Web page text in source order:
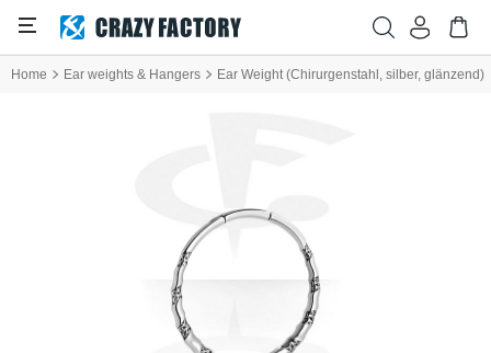
Home Ear weights & Hangers Ear Weight (Chirurgenstahl, silber, glänzend)